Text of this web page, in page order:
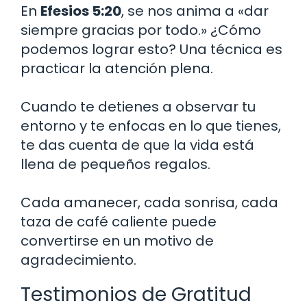
En Efesios 5:20, se nos anima a «dar
siempre gracias por todo.» ¿Cómo
podemos lograr esto? Una técnica es
practicar la atención plena.
Cuando te detienes a observar tu
entorno y te enfocas en lo que tienes,
te das cuenta de que la vida está
llena de pequeños regalos.
Cada amanecer, cada sonrisa, cada
taza de café caliente puede
convertirse en un motivo de
agradecimiento.
Testimonios de Gratitud